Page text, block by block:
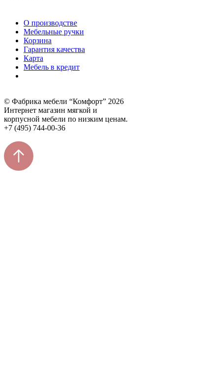
О производстве
Мебельные ручки
Корзина
Гарантия качества
Карта
Мебель в кредит
© Фабрика мебели “Комфорт” 2026
Интернет магазин мягкой и
корпусной мебели по низким ценам.
+7 (495) 744-00-36